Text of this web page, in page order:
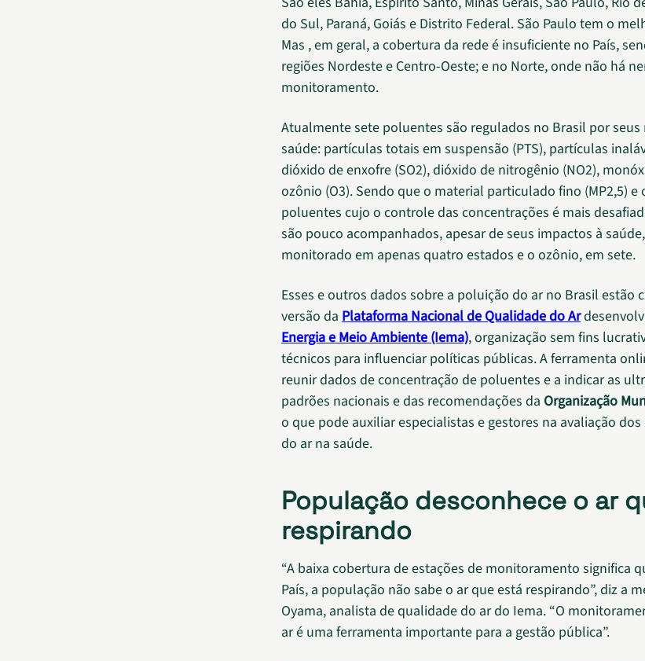
do Sul, Paraná, Goiás e Distrito Federal. São Paulo tem o
Mas , em geral, a cobertura da rede é insuficiente no País,
regiões Nordeste e Centro-Oeste; e no Norte, onde não há
monitoramento.
Atualmente sete poluentes são regulados no Brasil por seus
saúde: partículas totais em suspensão (PTS), partículas
dióxido de enxofre (SO2), dióxido de nitrogênio (NO2),
ozônio (O3). Sendo que o material particulado fino (MP2,5) e
poluentes cujo o controle das concentrações é mais
são pouco acompanhados, apesar de seus impactos à
monitorado em apenas quatro estados e o ozônio, em sete.
Esses e outros dados sobre a poluição do ar no Brasil estão
versão da Plataforma Nacional de Qualidade do Ar
Energia e Meio Ambiente (Iema), organização sem fins
técnicos para influenciar políticas públicas. A ferramenta
reunir dados de concentração de poluentes e a indicar as
padrões nacionais e das recomendações da Organização
o que pode auxiliar especialistas e gestores na avaliação
do ar na saúde.
População desconhece o ar
respirando
“A baixa cobertura de estações de monitoramento significa
País, a população não sabe o ar que está respirando”, diz a
Oyama, analista de qualidade do ar do Iema. “O
ar é uma ferramenta importante para a gestão pública”.